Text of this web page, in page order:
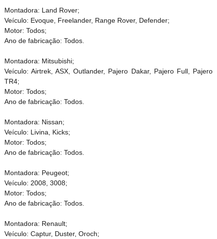
Montadora: Land Rover;
Veículo: Evoque, Freelander, Range Rover, Defender;
Motor: Todos;
Ano de fabricação: Todos.
Montadora: Mitsubishi;
Veículo: Airtrek, ASX, Outlander, Pajero Dakar, Pajero Full, Pajero
TR4;
Motor: Todos;
Ano de fabricação: Todos.
Montadora: Nissan;
Veículo: Livina, Kicks;
Motor: Todos;
Ano de fabricação: Todos.
Montadora: Peugeot;
Veículo: 2008, 3008;
Motor: Todos;
Ano de fabricação: Todos.
Montadora: Renault;
Veículo: Captur, Duster, Oroch;